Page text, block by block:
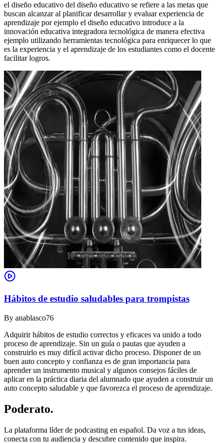
el diseño educativo del diseño educativo se refiere a las metas que
buscan alcanzar al planificar desarrollar y evaluar experiencia de
aprendizaje por ejemplo el diseño educativo introduce a la
innovación educativa integradora tecnológica de manera efectiva
ejemplo utilizando herramientas tecnológica para enriquecer lo que
es la experiencia y el aprendizaje de los estudiantes como el docente
facilitar logros.
Hábitos de estudio saludables para trompistas
By anablasco76
Adquirir hábitos de estudio correctos y eficaces va unido a todo
proceso de aprendizaje. Sin un guía o pautas que ayuden a
construirlo es muy difícil activar dicho proceso. Disponer de un
buen auto concepto y confianza es de gran importancia para
aprender un instrumento musical y algunos consejos fáciles de
aplicar en la práctica diaria del alumnado que ayuden a construir un
auto concepto saludable y que favorezca el proceso de aprendizaje.
Poderato.
La plataforma líder de podcasting en español. Da voz a tus ideas,
conecta con tu audiencia y descubre contenido que inspira.